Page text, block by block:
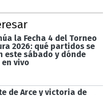
la Fecha 4 del Torneo
2026: qué partidos se
este sábado y dónde
vivo
de Arce y victoria de